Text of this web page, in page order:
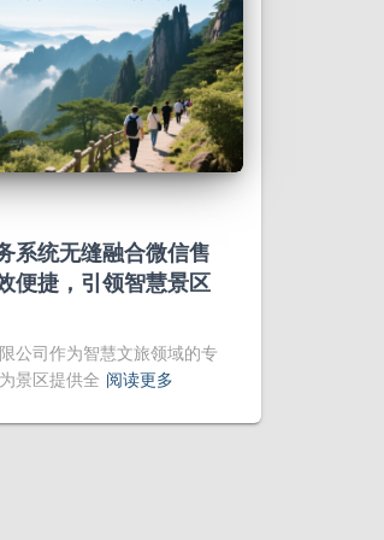
系统无缝融合微信售
便捷，引领智慧景区
公司作为智慧文旅领域的专
景区提供全 阅读更多